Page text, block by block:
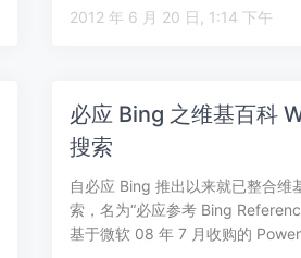
2012 年 6 月 20 日, 1:14 下午
必应 Bing 之维基百科
搜索
自必应 Bing 推出以来就已整合维
索，名为“必应参考 Bing
基于微软 08 年 7 月收购的